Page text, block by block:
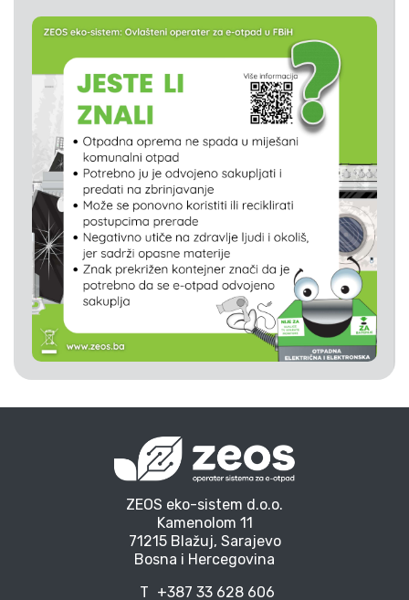
ZEOS eko-sistem d.o.o.
Kamenolom 11
71215 Blažuj, Sarajevo
Bosna i Hercegovina
T +387 33 628 606